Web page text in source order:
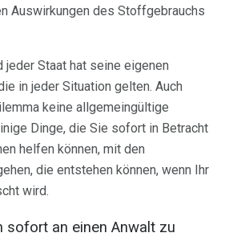
Auswirkungen des Stoffgebrauchs
jeder Staat hat seine eigenen
in jeder Situation gelten. Auch
keine allgemeingültige
Dinge, die Sie sofort in Betracht
helfen können, mit den
die entstehen können, wenn Ihr
wird.
sofort an einen Anwalt zu